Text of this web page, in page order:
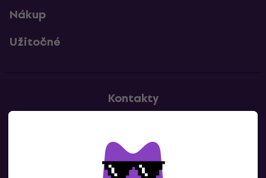
Nákup
Užitočné
Kontakty